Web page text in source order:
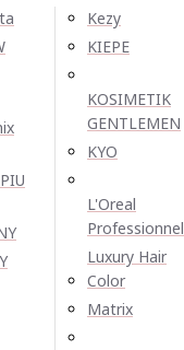
Kezy
KIEPE
KOSIMETIK
GENTLEMEN
KYO
L'Oreal
Professionnel
Luxury Hair
Color
Matrix